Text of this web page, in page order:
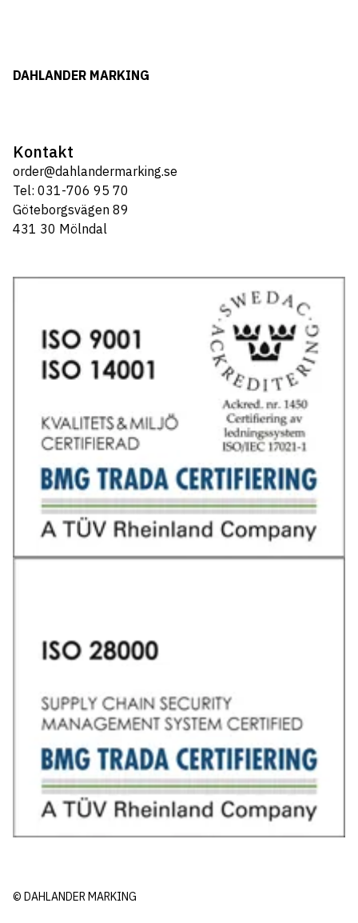
DAHLANDER MARKING
Kontakt
order@dahlandermarking.se
Tel: 031-706 95 70
Göteborgsvägen 89
431 30 Mölndal
© DAHLANDER MARKING